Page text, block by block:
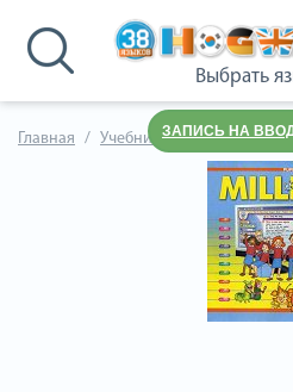
Выбрать
ЗАПИСЬ НА
Главная Учебники